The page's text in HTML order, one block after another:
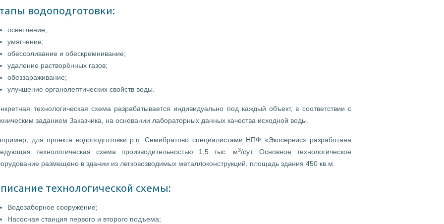
водоподготовки:
осветление;
умягчение;
обессоливание и обескремнивание;
удаление растворённых газов;
обеззараживание;
улучшение органолептических свойств воды.
технологическая схема разрабатывается индивидуально под каждый объект, в соответствии с
заданием Заказчика, на основании лабораторных данных качества исходной воды.
для проекта водоподготовки р.п. Семибратово специалистами НПФ «Экосервис» разработана
технологическая схема производительностью 1,5 тыс. м3/сут. Основное технологическое
размещено в здании из легковозводимых металлоконструкций, площадь здания 450 кв.м.
технологической схемы:
Водозаборное сооружение;
Насосная станция первого и второго подъема;